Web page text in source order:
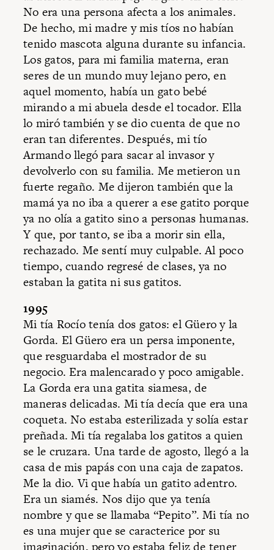
No era una persona afecta a los animales.
De hecho, mi madre y mis tíos no habían
tenido mascota alguna durante su infancia.
Los gatos, para mi familia materna, eran
seres de un mundo muy lejano pero, en
aquel momento, había un gato bebé
mirando a mi abuela desde el tocador. Ella
lo miró también y se dio cuenta de que no
eran tan diferentes. Después, mi tío
Armando llegó para sacar al invasor y
devolverlo con su familia. Me metieron un
fuerte regaño. Me dijeron también que la
mamá ya no iba a querer a ese gatito porque
ya no olía a gatito sino a personas humanas.
Y que, por tanto, se iba a morir sin ella,
rechazado. Me sentí muy culpable. Al poco
tiempo, cuando regresé de clases, ya no
estaban la gatita ni sus gatitos.
1995
Mi tía Rocío tenía dos gatos: el Güero y la
Gorda. El Güero era un persa imponente,
que resguardaba el mostrador de su
negocio. Era malencarado y poco amigable.
La Gorda era una gatita siamesa, de
maneras delicadas. Mi tía decía que era una
coqueta. No estaba esterilizada y solía estar
preñada. Mi tía regalaba los gatitos a quien
se le cruzara. Una tarde de agosto, llegó a la
casa de mis papás con una caja de zapatos.
Me la dio. Vi que había un gatito adentro.
Era un siamés. Nos dijo que ya tenía
nombre y que se llamaba “Pepito”. Mi tía no
es una mujer que se caracterice por su